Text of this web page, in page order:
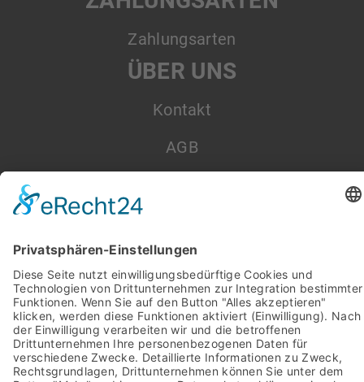
Zahlungsarten
ÜBER UNS
Kontakt
AGB